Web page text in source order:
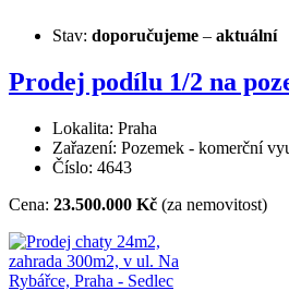
Stav: doporučujeme – aktuální
Prodej podílu 1/2 na
Lokalita: Praha
Zařazení: Pozemek - komerční
Číslo: 4643
Cena: 23.500.000 Kč (za nemovitost)